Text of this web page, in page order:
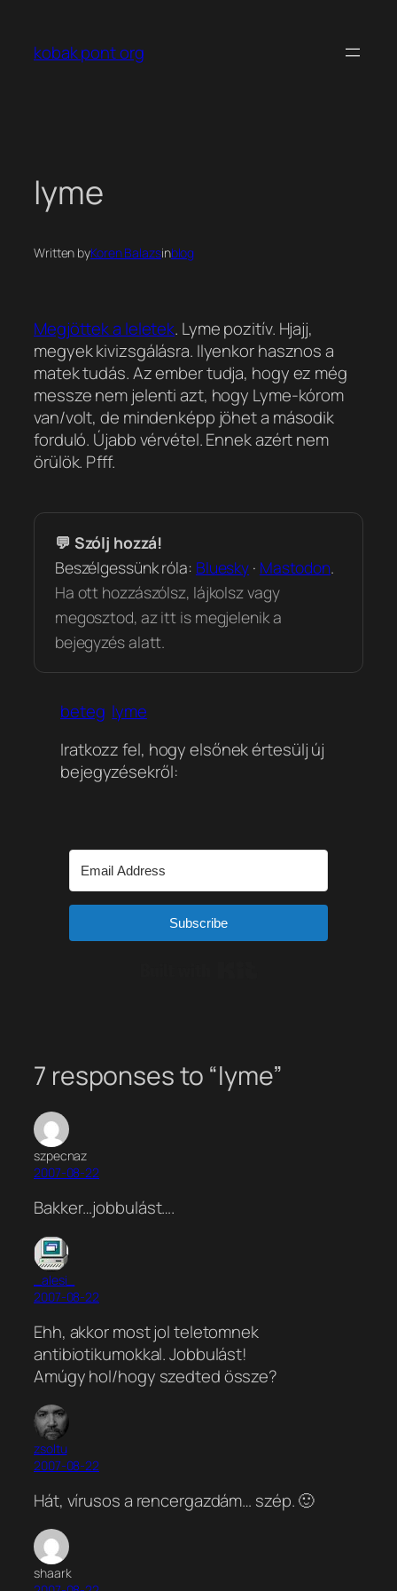
tartalomhoz
kobak pont org
lyme
Written byKoren Balazsinblog
Megjöttek a leletek. Lyme pozitív. Hjajj,
megyek kivizsgálásra. Ilyenkor hasznos a
matek tudás. Az ember tudja, hogy ez még
messze nem jelenti azt, hogy Lyme-kórom
van/volt, de mindenképp jöhet a második
forduló. Újabb vérvétel. Ennek azért nem
örülök. Pfff.
💬 Szólj hozzá!
Beszélgessünk róla: Bluesky · Mastodon.
Ha ott hozzászólsz, lájkolsz vagy
megosztod, az itt is megjelenik a
bejegyzés alatt.
beteg lyme
Iratkozz fel, hogy elsőnek értesülj új
bejegyzésekről:
Subscribe
7 responses to “lyme”
szpecnaz
2007-08-22
Bakker…jobbulást….
_alesi_
2007-08-22
Ehh, akkor most jol teletomnek
antibiotikumokkal. Jobbulást!
Amúgy hol/hogy szedted össze?
zsoltu
2007-08-22
Hát, vírusos a rencergazdám… szép. 🙂
shaark